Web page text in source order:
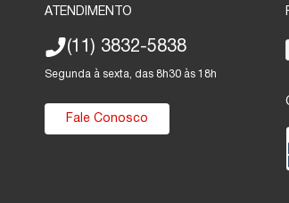
ATENDIMENTO
(11) 3832-5838
Segunda à sexta, das 8h30 às 18h
Fale Conosco